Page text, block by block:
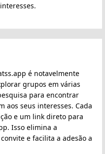
é notavelmente
grupos em várias
para encontrar
aos seus interesses. Cada
e um link direto para
Isso elimina a
e facilita a adesão a